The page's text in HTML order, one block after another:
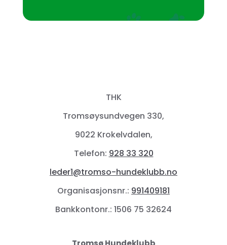
THK
Tromsøysundvegen 330,
9022 Krokelvdalen,
Telefon: 928 33 320
leder1@tromso-hundeklubb.no
Organisasjonsnr.: 991409181
Bankkontonr.: 1506 75 32624